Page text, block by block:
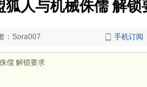
狐人与机械侏儒 解锁
：Sora007 手机订阅
儒 解锁要求